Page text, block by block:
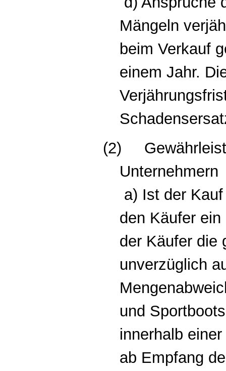
Mängeln
beim Verkauf
einem Jahr.
(2)
Unternehmern
a) Ist der
den Käufer
der Käufer die
unverzüglich
und
innerhalb
ab Empfang